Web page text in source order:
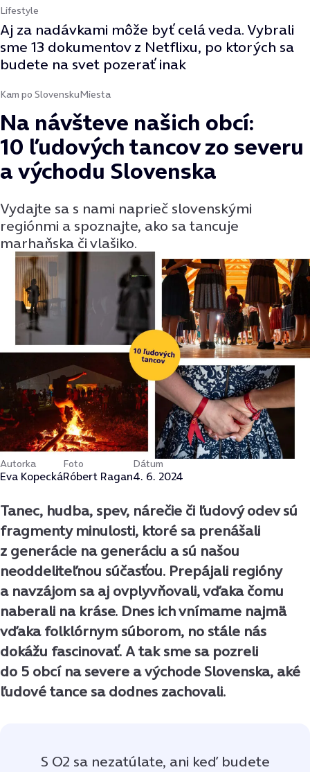
Lifestyle
Aj za nadávkami môže byť celá veda. Vybrali
sme 13 dokumentov z Netflixu, po ktorých sa
budete na svet pozerať inak
Kam po SlovenskuMiesta
Na návšteve našich obcí:
10 ľudových tancov zo severu
a východu Slovenska
Vydajte sa s nami naprieč slovenskými
regiónmi a spoznajte, ako sa tancuje
marhaňska či vlašiko.
Autorka
Eva Kopecká
Foto
Róbert Ragan
Dátum
4. 6. 2024
Tanec, hudba, spev, nárečie či ľudový odev sú
fragmenty minulosti, ktoré sa prenášali
z generácie na generáciu a sú našou
neoddeliteľnou súčasťou. Prepájali regióny
a navzájom sa aj ovplyvňovali, vďaka čomu
naberali na kráse. Dnes ich vnímame najmä
vďaka folklórnym súborom, no stále nás
dokážu fascinovať. A tak sme sa pozreli
do 5 obcí na severe a východe Slovenska, aké
ľudové tance sa dodnes zachovali.
S O2 sa nezatúlate, ani keď budete